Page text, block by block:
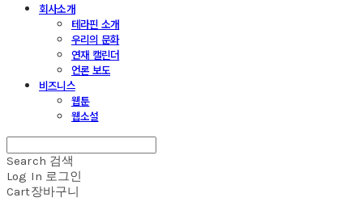
회사소개
테라핀 소개
우리의 문화
연재 캘린더
언론 보도
비즈니스
웹툰
웹소설
Search 검색
Log In 로그인
Cart장바구니